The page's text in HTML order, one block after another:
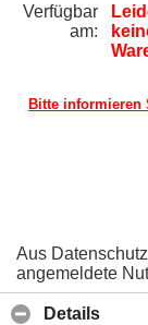
Verfügbar
am:
Bitte informieren
Aus
angemeldete
Details